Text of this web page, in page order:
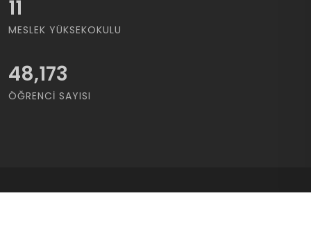
11
MESLEK YÜKSEKOKULU
48,173
ÖĞRENCI SAYISI